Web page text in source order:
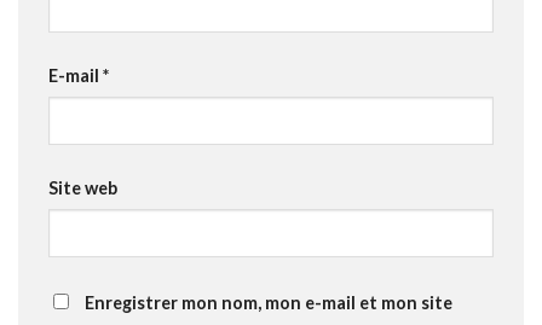
E-mail *
Site web
Enregistrer mon nom, mon e-mail et mon site